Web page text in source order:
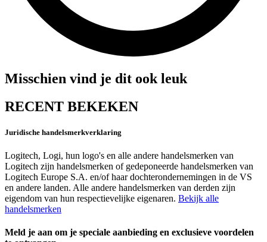
Misschien vind je dit ook leuk
RECENT BEKEKEN
Juridische handelsmerkverklaring
Logitech, Logi, hun logo's en alle andere handelsmerken van
Logitech zijn handelsmerken of gedeponeerde handelsmerken van
Logitech Europe S.A. en/of haar dochterondernemingen in de VS
en andere landen. Alle andere handelsmerken van derden zijn
eigendom van hun respectievelijke eigenaren. Bekijk alle
handelsmerken
Meld je aan om je speciale aanbieding en exclusieve voordelen